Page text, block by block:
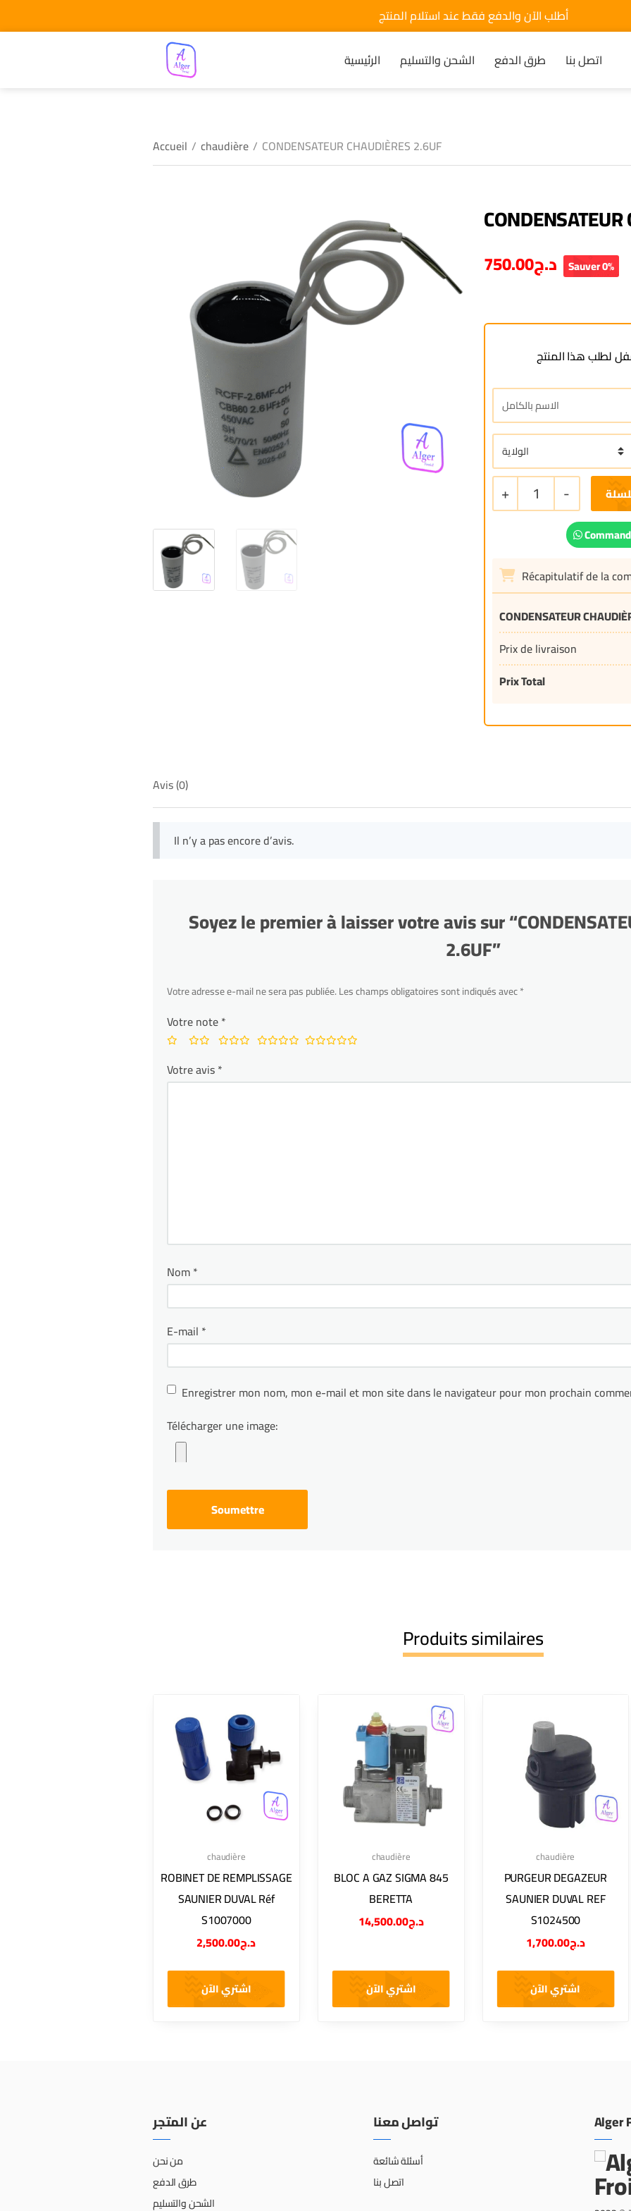
أطلب الآن والدفع فقط عند استلام المنتج
الرئيسية الشحن والتسليم طرق الدفع اتصل بنا
Accueil / chaudière / CONDENSATEUR CHAUDIÈRES 2.6UF
د.ج750.00 Sauver 0%
لطلب هذا المنتج
+ 1 -
Récapitulatif de la
CONDENSATEUR
Prix de livraison
Prix Total
Avis (0)
Il n’y a pas encore d’avis.
Soyez le premier à laisser votre avis sur
2.6UF”
Votre adresse e-mail ne sera pas publiée.Les champs obligatoires sont indiqués avec*
Votre note*
Votre avis*
Nom*
E-mail *
Enregistrer mon nom, mon e-mail et mon site dans le navigateur pour mon prochain
Télécharger une image:
Produits similaires
chaudière
ROBINET DE REMPLISSAGE
SAUNIER DUVAL Réf
S1007000
د.ج2,500.00
اشتري الآن
chaudière
BLOC A GAZ SIGMA 845
BERETTA
د.ج14,500.00
اشتري الآن
chaudière
PURGEUR DEGAZEUR
SAUNIER DUVAL REF
S1024500
د.ج1,700.00
اشتري الآن
عن المتجر
من نحن
طرق الدفع
الشحن والتسليم
تواصل معنا
أسئلة شائعة
اتصل بنا
Alger